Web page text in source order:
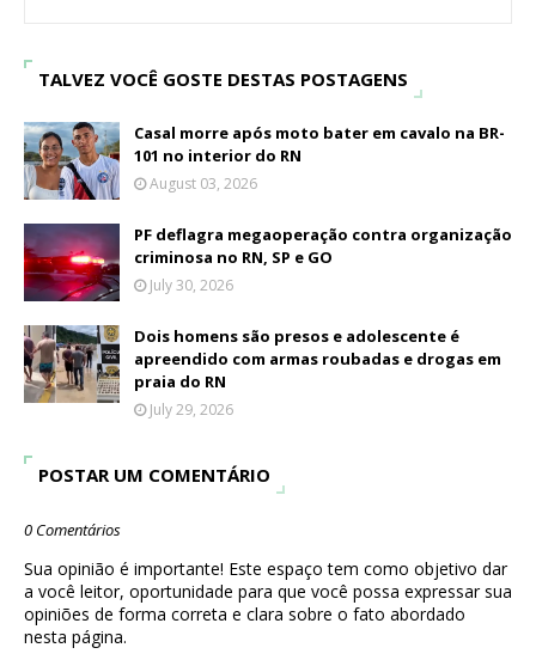
TALVEZ VOCÊ GOSTE DESTAS POSTAGENS
Casal morre após moto bater em cavalo na BR-
101 no interior do RN
August 03, 2026
PF deflagra megaoperação contra organização
criminosa no RN, SP e GO
July 30, 2026
Dois homens são presos e adolescente é
apreendido com armas roubadas e drogas em
praia do RN
July 29, 2026
POSTAR UM COMENTÁRIO
0 Comentários
Sua opinião é importante! Este espaço tem como objetivo dar
a você leitor, oportunidade para que você possa expressar sua
opiniões de forma correta e clara sobre o fato abordado
nesta página.